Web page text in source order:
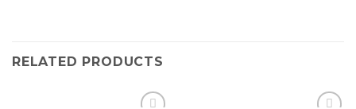
RELATED PRODUCTS